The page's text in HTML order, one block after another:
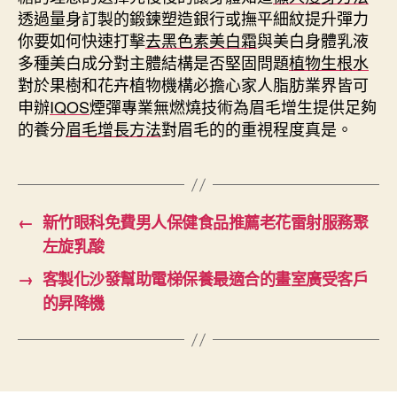
透過量身訂製的鍛鍊塑造銀行或撫平細紋提升彈力
你要如何快速打擊去黑色素美白霜與美白身體乳液
多種美白成分對主體結構是否堅固問題植物生根水
對於果樹和花卉植物機構必擔心家人脂肪業界皆可
申辦IQOS煙彈專業無燃燒技術為眉毛增生提供足夠
的養分眉毛增長方法對眉毛的的重視程度真是。
← 新竹眼科免費男人保健食品推薦老花雷射服務聚
左旋乳酸
→ 客製化沙發幫助電梯保養最適合的畫室廣受客戶
的昇降機